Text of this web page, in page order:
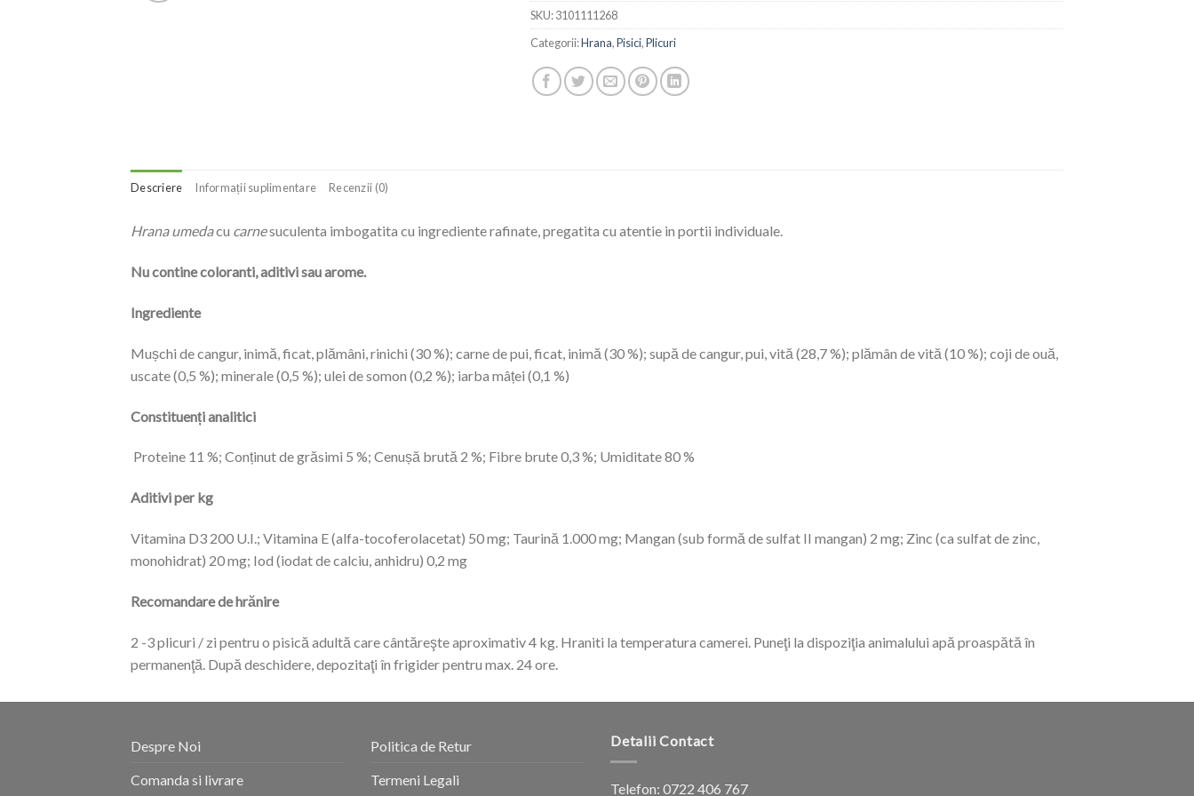
SKU:3101111268
Categorii:Hrana,Pisici,Plicuri
Descriere Informații suplimentare Recenzii (0)
Hrana umedacu carnesuculenta imbogatita cu ingrediente rafinate, pregatita cu atentie in portii individuale.
Nu contine coloranti, aditivi sau arome.
Ingrediente
Mușchi de cangur, inimă, ficat, plămâni, rinichi (30 %); carne de pui, ficat, inimă (30 %); supă de cangur, pui, vită (28,7 %); plămân de vită (10 %); coji de ouă,
uscate (0,5 %); minerale (0,5 %); ulei de somon (0,2 %); iarba mâței (0,1 %)
Constituenți analitici
Proteine 11 %; Conținut de grăsimi 5 %; Cenușă brută 2 %; Fibre brute 0,3 %; Umiditate 80 %
Aditivi per kg
Vitamina D3 200 U.I.; Vitamina E (alfa-tocoferolacetat) 50 mg; Taurină 1.000 mg; Mangan (sub formă de sulfat II mangan) 2 mg; Zinc (ca sulfat de zinc,
monohidrat) 20 mg; Iod (iodat de calciu, anhidru) 0,2 mg
Recomandare de hrănire
2 -3 plicuri / zi pentru o pisică adultă care cântăreşte aproximativ 4 kg. Hraniti la temperatura camerei. Puneţi la dispoziţia animalului apă proaspătă în
permanenţă. După deschidere, depozitaţi în frigider pentru max. 24 ore.
Despre Noi
Comanda si livrare
Politica de Retur
Termeni Legali
Detalii Contact
Telefon: 0722 406 767